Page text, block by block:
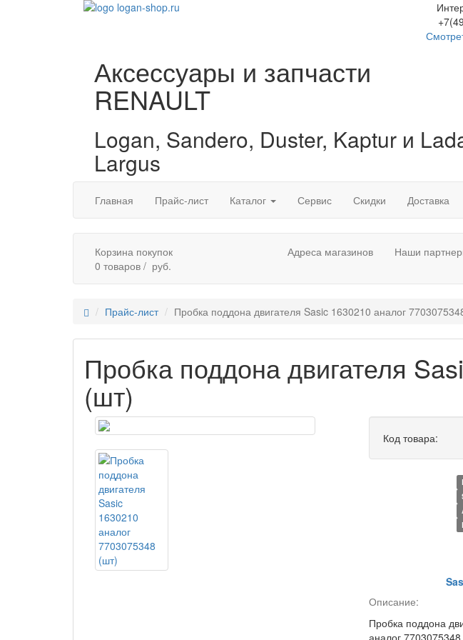
Аксессуары и запчасти
RENAULT
Logan, Sandero, Duster, Kaptur и
Largus
Главная Прайс-лист Каталог Cats Сервис Скидки Доставка
Корзина покупок
0 товаров / руб.
Адреса магазинов Наши
Прайс-лист Пробка поддона двигателя Sasic 1630210 аналог
Пробка поддона двигателя
(шт)
Код товара:
Описание:
Пробка поддона
аналог